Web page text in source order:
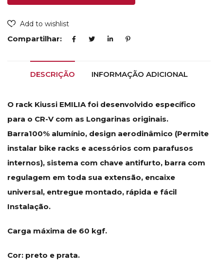
Add to wishlist
Compartilhar:
DESCRIÇÃO INFORMAÇÃO ADICIONAL
O rack Kiussi EMILIA foi desenvolvido específico
para o CR-V com as Longarinas originais.
Barra100% alumínio, design aerodinâmico (Permite
instalar bike racks e acessórios com parafusos
internos), sistema com chave antifurto, barra com
regulagem em toda sua extensão, encaixe
universal, entregue montado, rápida e fácil
Instalação.
Carga máxima de 60 kgf.
Cor: preto e prata.